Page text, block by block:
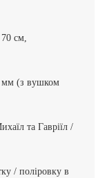
см,
мм (з вушком
та Гавріїл /
/ поліровку в